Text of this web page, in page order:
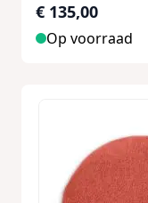
€ 135,00
Op voorraad